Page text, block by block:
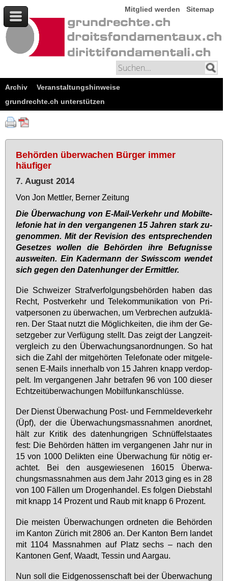
Mitglied werden Sitemap
Archiv
Veranstaltungshinweise
grundrechte.ch unterstützen
Behörden überwachen Bürger immer
häufiger
7. August 2014
Von Jon Mettler, Berner Zeitung
Die Über­wa­chung von E-Mail-Ver­kehr und Mo­bil­te­
le­fo­nie hat in den ver­gan­ge­nen 15 Jah­ren stark zu­
ge­nom­men. Mit der Re­vi­si­on des ent­spre­chen­den
Ge­set­zes wol­len die Be­hör­den ih­re Be­fug­nis­se
aus­wei­ten. Ein Ka­der­mann der Swiss­com wen­det
sich ge­gen den Da­ten­hun­ger der Er­mitt­ler.
Die Schwei­zer Straf­ver­fol­gungs­be­hör­den ha­ben das
Recht, Post­ver­kehr und Te­le­kom­mu­ni­ka­ti­on von Pri­
vat­per­so­nen zu über­wa­chen, um Ver­bre­chen auf­zu­klä­
ren. Der Staat nutzt die Mög­lich­kei­ten, die ihm der Ge­
setz­ge­ber zur Ver­fü­gung stellt. Das zeigt der Lang­zeit­
ver­gleich zu den Über­wa­chungs­an­ord­nun­gen. So hat
sich die Zahl der mit­ge­hör­ten Te­le­fo­na­te oder mit­ge­le­
se­nen E-Mails in­ner­halb von 15 Jah­ren knapp ver­dop­
pelt. Im ver­gan­ge­nen Jahr be­tra­fen 96 von 100 die­ser
Echt­zeit­über­wa­chun­gen Mo­bil­funk­an­schlüs­se.
Der Dienst Über­wa­chung Post- und Fern­mel­de­ver­kehr
(Üpf), der die Über­wa­chungs­mass­nah­men an­ord­net,
hält zur Kri­tik des da­ten­hung­ri­gen Schnüf­fel­staa­tes
fest: Die Be­hör­den hät­ten im ver­gan­ge­nen Jahr nur in
15 von 1000 De­lik­ten ei­ne Über­wa­chung für nö­tig er­
ach­tet. Bei den aus­ge­wie­se­nen 16015 Über­wa­
chungs­mass­nah­men aus dem Jahr 2013 ging es in 28
von 100 Fäl­len um Dro­gen­han­del. Es fol­gen Dieb­stahl
mit knapp 14 Pro­zent und Raub mit knapp 6 Pro­zent.
Die meis­ten Über­wa­chun­gen ord­ne­ten die Be­hör­den
im Kan­ton Zü­rich mit 2806 an. Der Kan­ton Bern lan­det
mit 1104 Mass­nah­men auf Platz sechs – nach den
Kan­to­nen Genf, Waadt, Tes­sin und Aar­gau.
Nun soll die Eid­ge­nos­sen­schaft bei der Über­wa­chung